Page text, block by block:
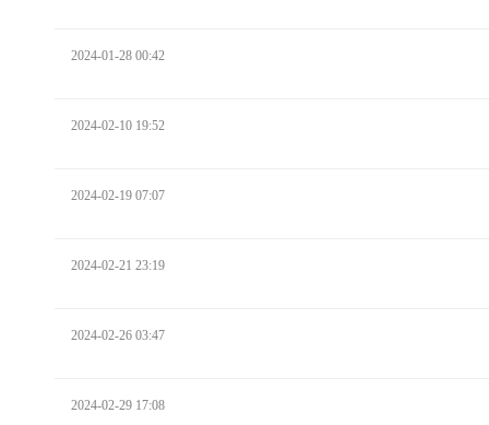
2024-01-28 00:42
2024-02-10 19:52
2024-02-19 07:07
2024-02-21 23:19
2024-02-26 03:47
2024-02-29 17:08